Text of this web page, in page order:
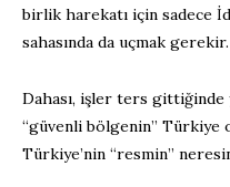
birlik harekatı için sadece
sahasında da uçmak gerekir.
Dahası, işler ters gittiğinde
“güvenli bölgenin” Türkiye
Türkiye’nin “resmin”